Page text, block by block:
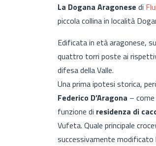
La Dogana Aragonese di
piccola collina in località
Edificatain età aragonese,
quattro torri poste ai
difesa della Valle.
Una prima ipotesi storica,
Federico D’Aragona –
funzione di residenza di
Vufeta. Quale principale
successivamente